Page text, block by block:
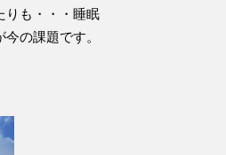
りも・・・睡眠
の課題です。